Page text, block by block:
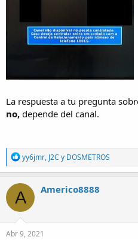
La respuesta a tu pregunta
no, depende del canal.
R
e
a
c
t
o
n
s
yy6jmr, J2C y DOSMETROS
A Americo8888
Abr 9, 2021